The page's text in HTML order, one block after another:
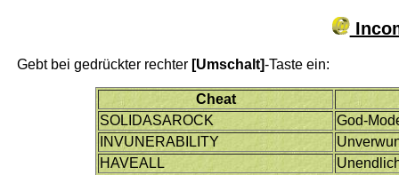
Gebt bei gedrückter rechter [Umschalt]-Taste ein:
Cheat
SOLIDASAROCK
God-
INVUNERABILITY
HAVEALL